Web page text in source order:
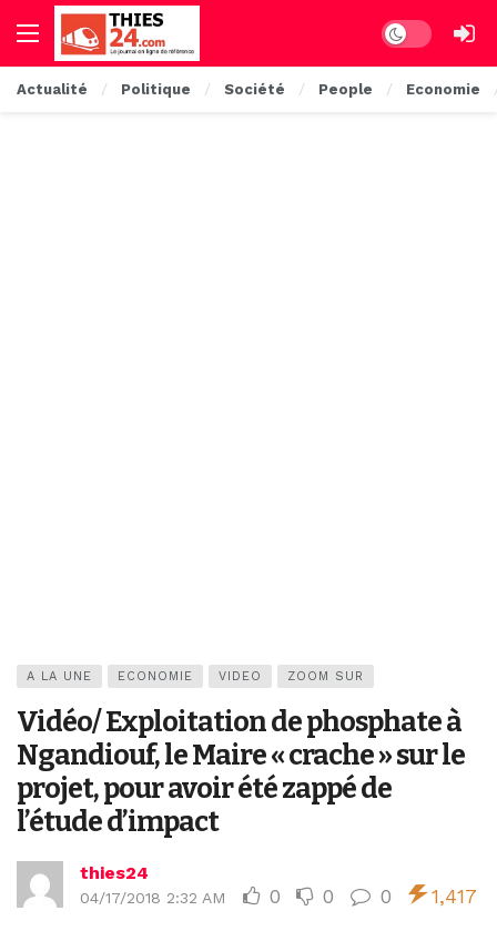
Dark mode
Actualité Politique Société People Economie
A LA UNE ECONOMIE VIDEO ZOOM SUR
Vidéo/ Exploitation de phosphate à
Ngandiouf, le Maire « crache » sur le
projet, pour avoir été zappé de
l’étude d’impact
thies24
04/17/2018 2:32 AM 0 0 0 1,417